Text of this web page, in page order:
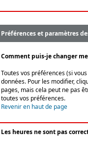
Préférences et paramètres
Comment puis-je changer
Toutes vos préférences (si
données. Pour les modifier,
pages, mais cela peut ne pas
toutes vos préférences.
Revenir en haut de page
Les heures ne sont pas